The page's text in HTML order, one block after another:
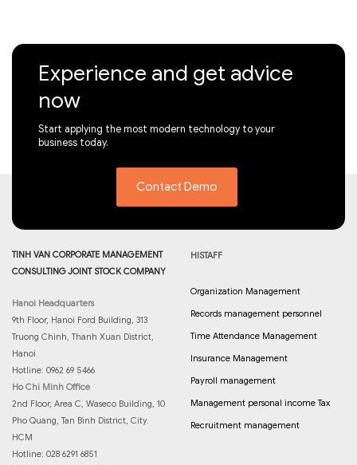
Experience and get advice
now
Start applying the most modern technology to your
business today.
Contact Demo
TINH VAN CORPORATE MANAGEMENT
CONSULTING JOINT STOCK COMPANY
Hanoi Headquarters
9th Floor, Hanoi Ford Building, 313
Truong Chinh, Thanh Xuan District,
Hanoi
Hotline: 0962 69 5466
Ho Chi Minh Office
2nd Floor, Area C, Waseco Building, 10
Pho Quang, Tan Binh District, City.
HCM
Hotline: 028 6291 6851
HISTAFF
Organization Management
Records management personnel
Time Attendance Management
Insurance Management
Payroll management
Management personal income Tax
Recruitment management